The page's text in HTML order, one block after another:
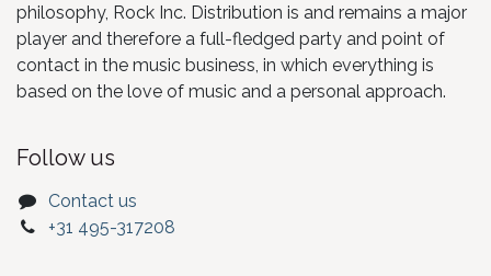
philosophy, Rock Inc. Distribution is and remains a major
player and therefore a full-fledged party and point of
contact in the music business, in which everything is
based on the love of music and a personal approach.
Follow us
Contact us
+31 495-317208